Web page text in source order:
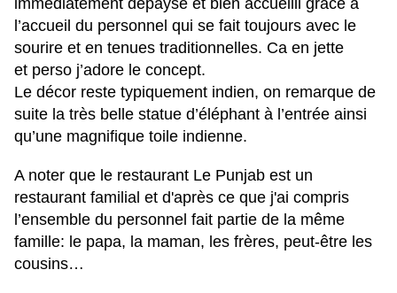
immédiatement dépaysé et bien accueilli grâce à
l’accueil du personnel qui se fait toujours avec le
sourire et en tenues traditionnelles. Ca en jette
et perso j’adore le concept.
Le décor reste typiquement indien, on remarque de
suite la très belle statue d’éléphant à l’entrée ainsi
qu’une magnifique toile indienne.
A noter que le restaurant Le Punjab est un
restaurant familial et d'après ce que j'ai compris
l’ensemble du personnel fait partie de la même
famille: le papa, la maman, les frères, peut-être les
cousins…